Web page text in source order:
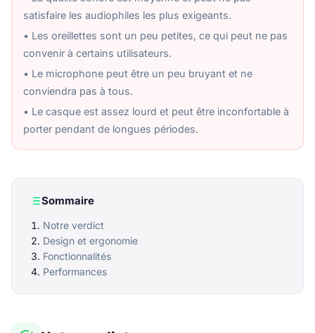
satisfaire les audiophiles les plus exigeants.
• Les oreillettes sont un peu petites, ce qui peut ne pas
convenir à certains utilisateurs.
• Le microphone peut être un peu bruyant et ne
conviendra pas à tous.
• Le casque est assez lourd et peut être inconfortable à
porter pendant de longues périodes.
Sommaire
Notre verdict
Design et ergonomie
Fonctionnalités
Performances